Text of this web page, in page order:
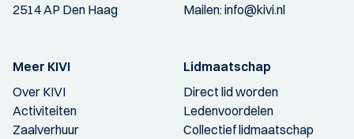
2514 AP Den Haag
Mailen:info@kivi.nl
Meer KIVI
Over KIVI
Activiteiten
Zaalverhuur
Lidmaatschap
Direct lid worden
Ledenvoordelen
Collectief lidmaatschap